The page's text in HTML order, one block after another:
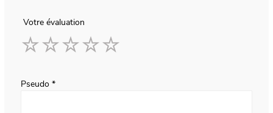
Votre évaluation
Pseudo